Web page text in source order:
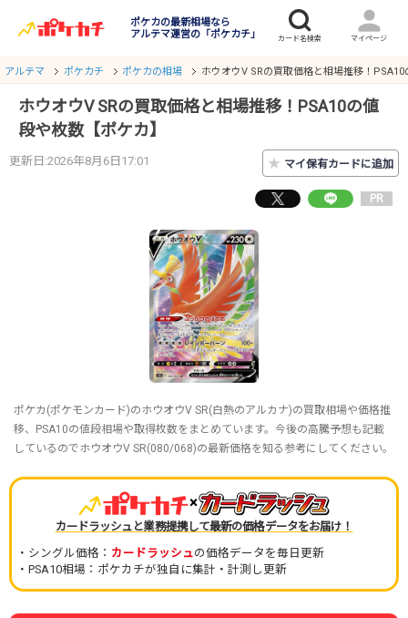
ポケカの最新相場なら
アルテマ運営の「ポケカチ」
アルテマ ポケカチ ポケカの相場 ホウオウV SRの買取価格と相場推移！
ホウオウV SRの買取価格と相場推移！PSA10の値
段や枚数【ポケカ】
更新日:2026年8月6日17:01 ★ マイ保有カードに追加
PR
ポケカ(ポケモンカード)のホウオウV SR(白熱のアルカナ)の買取相場や価格推
移、PSA10の値段相場や取得枚数をまとめています。今後の高騰予想も記載
しているのでホウオウV SR(080/068)の最新価格を知る参考にしてください。
×
カードラッシュと業務提携して最新の価格データをお届け！
・シングル価格： カードラッシュの価格データを毎日更新
・PSA10相場：ポケカチが独自に集計・計測し更新